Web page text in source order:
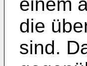
die
sind.